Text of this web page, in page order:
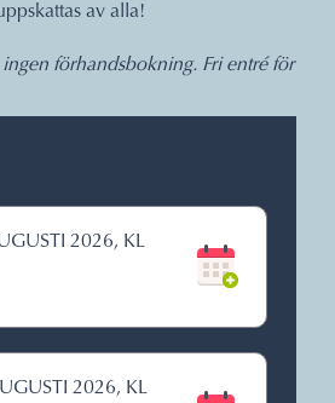
av alla!
förhandsbokning. Fri entré för
2026, KL
2026, KL